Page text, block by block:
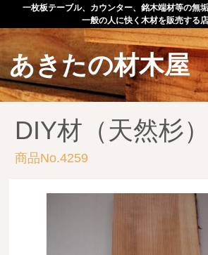
一枚板テーブル、カウンター、銘木端材等の無
一般の人に快く木材を販売する店
あきたの材木屋
メニュー
TOP
作品例
手作りオーダー家具
DIY材（天然杉）
商品No.4259